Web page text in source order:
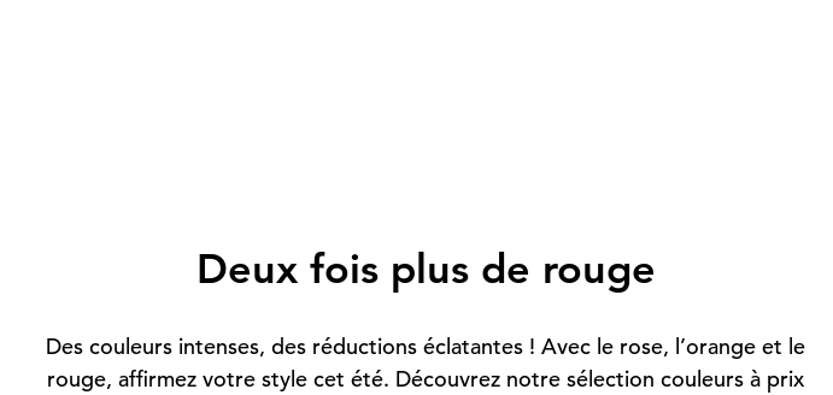
Deux fois plus de rouge
Des couleurs intenses, des réductions éclatantes ! Avec le rose, l’orange et le
rouge, affirmez votre style cet été. Découvrez notre sélection couleurs à prix